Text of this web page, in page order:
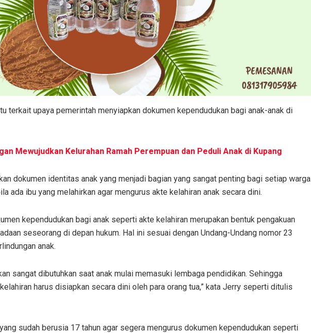
terkait upaya pemerintah menyiapkan dokumen kependudukan bagi anak-anak di
Mewujudkan Kelurahan Ramah Perempuan dan Peduli Anak di Kupang
dokumen identitas anak yang menjadi bagian yang sangat penting bagi setiap warga
ada ibu yang melahirkan agar mengurus akte kelahiran anak secara dini.
kependudukan bagi anak seperti akte kelahiran merupakan bentuk pengakuan
seseorang di depan hukum. Hal ini sesuai dengan Undang-Undang nomor 23
anak.
sangat dibutuhkan saat anak mulai memasuki lembaga pendidikan. Sehingga
harus disiapkan secara dini oleh para orang tua,” kata Jerry seperti ditulis
sudah berusia 17 tahun agar segera mengurus dokumen kependudukan seperti